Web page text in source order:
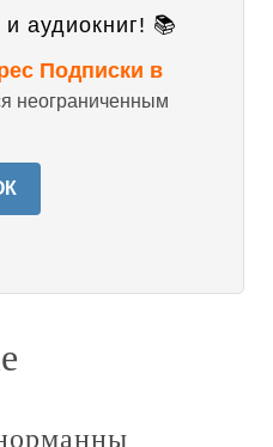
аудиокниг! 📚
Подписки в
неограниченным